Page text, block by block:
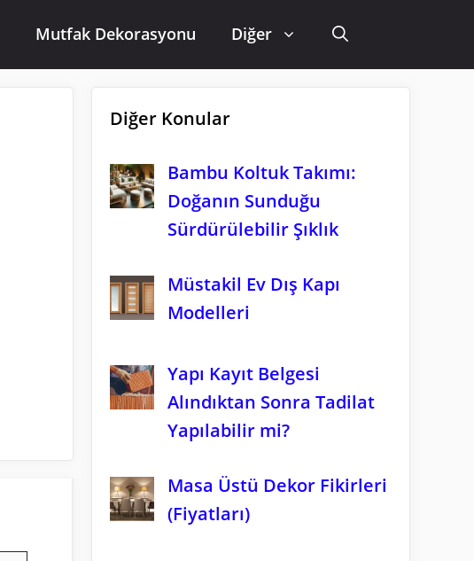
Mutfak Dekorasyonu Diğer
Diğer Konular
Bambu Koltuk Takımı:
Doğanın Sunduğu
Sürdürülebilir Şıklık
Müstakil Ev Dış Kapı
Modelleri
Yapı Kayıt Belgesi
Alındıktan Sonra Tadilat
Yapılabilir mi?
Masa Üstü Dekor Fikirleri
(Fiyatları)